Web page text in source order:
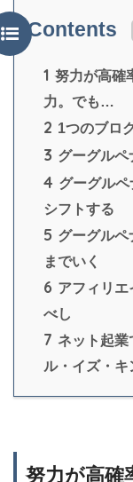
Contents
1 努力が高確
力。でも…
2 1つのブロ
3 グーグル
4 グーグル
シフトする
5 グーグルペ
までいく
6 アフィリ
べし
7 ネット起業
ル・イズ・キ
努力が高確